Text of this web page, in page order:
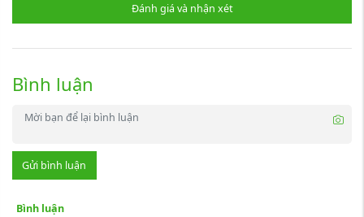
Đánh giá và nhận xét
Bình luận
Gửi bình luận
Bình luận